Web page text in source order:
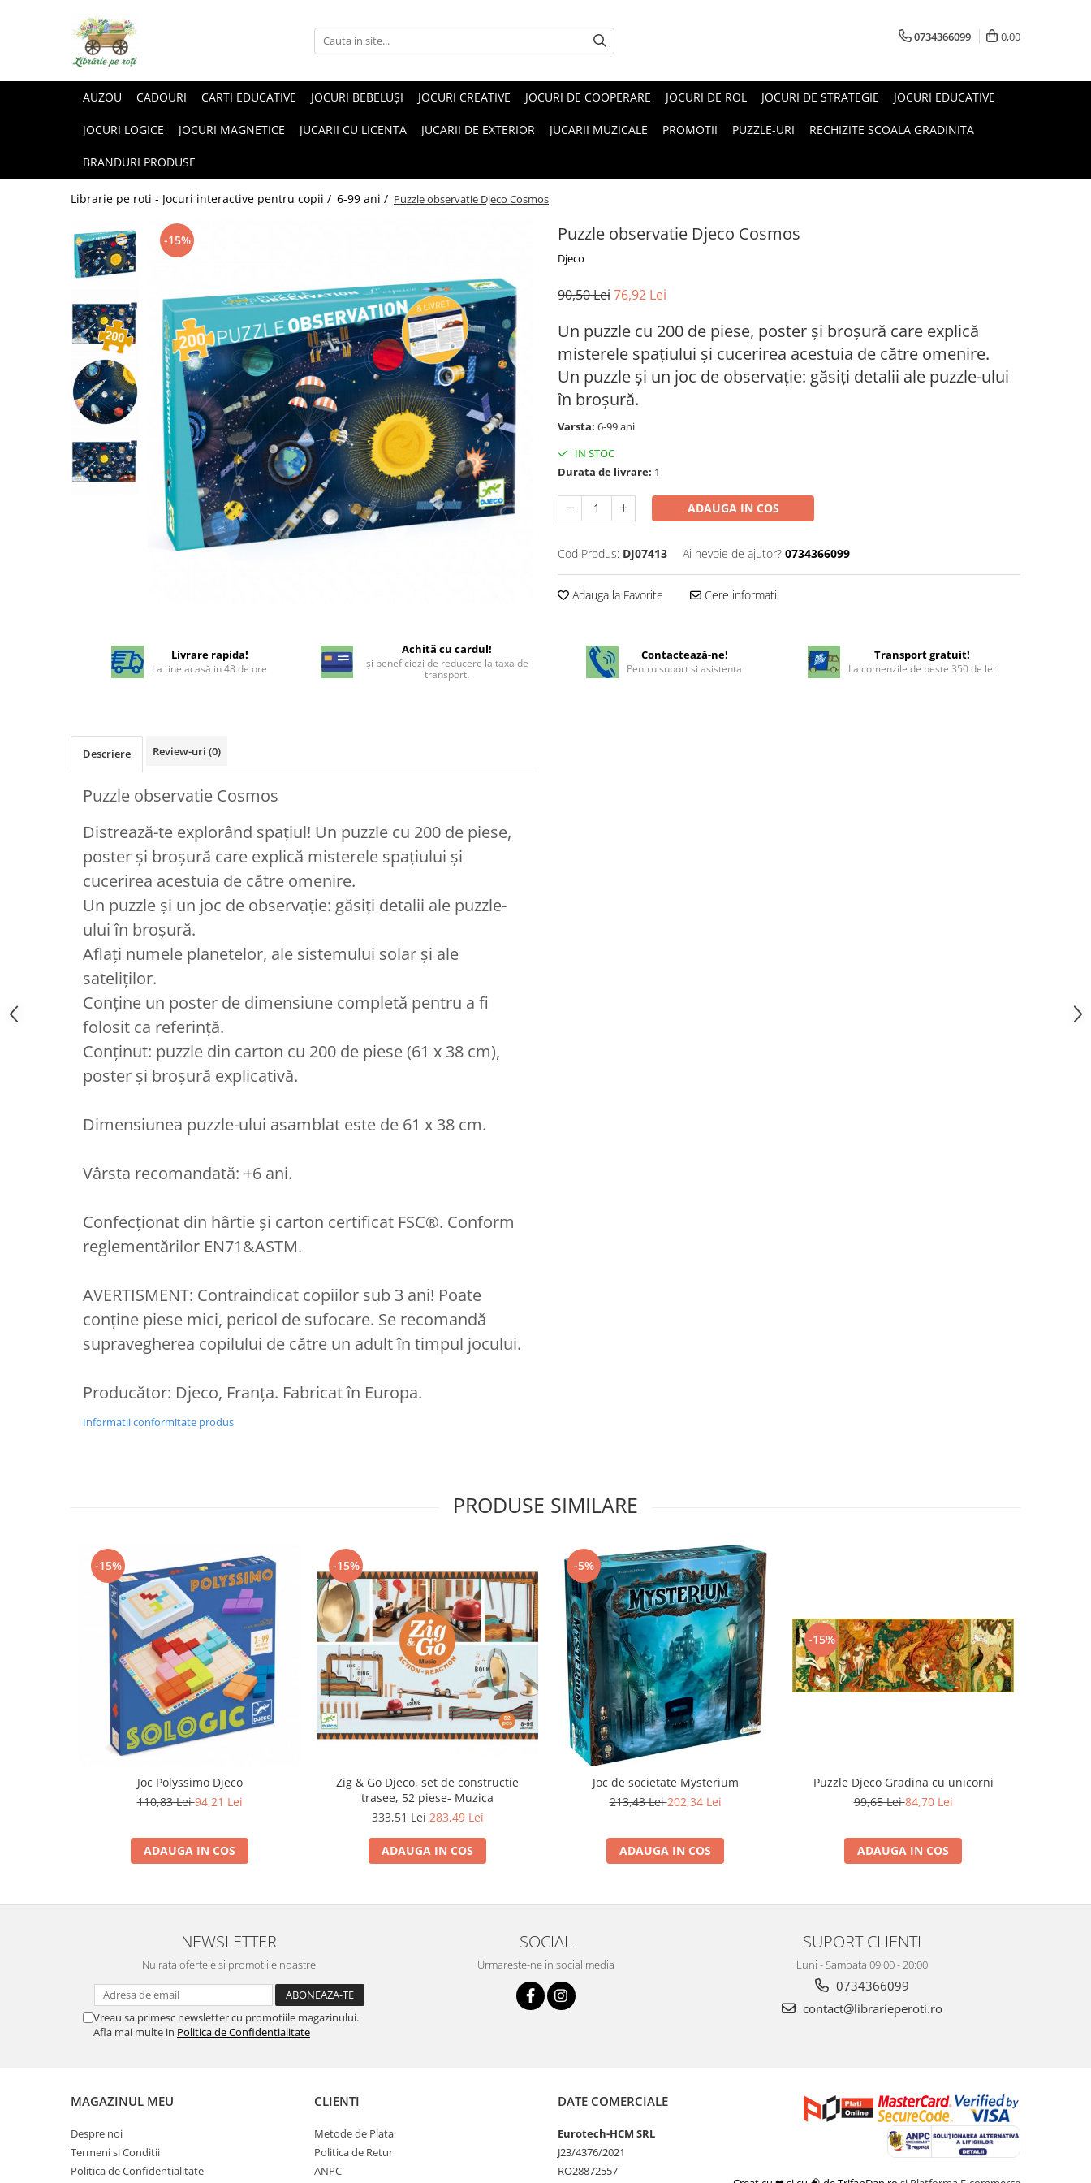
0734366099 0,00
AUZOU CADOURI CARTI EDUCATIVE JOCURI BEBELUŞI JOCURI CREATIVE JOCURI DE COOPERARE JOCURI DE ROL JOCURI DE STRATEGIE JOCURI EDUCATIVE
JOCURI LOGICE JOCURI MAGNETICE JUCARII CU LICENTA JUCARII DE EXTERIOR JUCARII MUZICALE PROMOTII PUZZLE-URI RECHIZITE SCOALA GRADINITA
BRANDURI PRODUSE
Librarie pe roti - Jocuri interactive pentru copii / 6-99 ani / Puzzle observatie Djeco Cosmos
Puzzle observatie Djeco Cosmos
Djeco
-15%
90,50 Lei76,92 Lei
Un puzzle cu 200 de piese, poster și broșură care explică
misterele spațiului și cucerirea acestuia de către omenire.
Un puzzle și un joc de observație: găsiți detalii ale puzzle-ului
în broșură.
Varsta: 6-99 ani
IN STOC
Durata de livrare: 1
ADAUGA IN COS
Cod Produs: DJ07413 Ai nevoie de ajutor? 0734366099
Adauga la Favorite Cere informatii
Livrare rapida!
La tine acasă in 48 de ore
Achită cu cardul!
şi beneficiezi de reducere la taxa de
transport.
Contactează-ne!
Pentru suport si asistenta
Transport gratuit!
La comenzile de peste 350 de lei
Descriere Review-uri (0)
Puzzle observatie Cosmos
Distrează-te explorând spațiul! Un puzzle cu 200 de piese,
poster și broșură care explică misterele spațiului și
cucerirea acestuia de către omenire.
Un puzzle și un joc de observație: găsiți detalii ale puzzle-
ului în broșură.
Aflați numele planetelor, ale sistemului solar și ale
sateliților.
Conține un poster de dimensiune completă pentru a fi
folosit ca referință.
Conținut: puzzle din carton cu 200 de piese (61 x 38 cm),
poster și broșură explicativă.
Dimensiunea puzzle-ului asamblat este de 61 x 38 cm.
Vârsta recomandată: +6 ani.
Confecționat din hârtie și carton certificat FSC®. Conform
reglementărilor EN71&ASTM.
AVERTISMENT: Contraindicat copiilor sub 3 ani! Poate
conține piese mici, pericol de sufocare. Se recomandă
supravegherea copilului de către un adult în timpul jocului.
Producător: Djeco, Franța. Fabricat în Europa.
Informatii conformitate produs
PRODUSE SIMILARE
-15%
Joc Polyssimo Djeco
110,83 Lei94,21 Lei
ADAUGA IN COS
-15%
Zig & Go Djeco, set de constructie
trasee, 52 piese- Muzica
333,51 Lei283,49 Lei
ADAUGA IN COS
-5%
Joc de societate Mysterium
213,43 Lei202,34 Lei
ADAUGA IN COS
-15%
Puzzle Djeco Gradina cu unicorni
99,65 Lei84,70 Lei
ADAUGA IN COS
NEWSLETTER
Nu rata ofertele si promotiile noastre
Vreau sa primesc newsletter cu promotiile magazinului.
Afla mai multe in Politica de Confidentialitate
SOCIAL
Urmareste-ne in social media
SUPORT CLIENTI
Luni - Sambata 09:00 - 20:00
0734366099
contact@librarieperoti.ro
MAGAZINUL MEU
Despre noi
Termeni si Conditii
Politica de Confidentialitate
CLIENTI
Metode de Plata
Politica de Retur
ANPC
DATE COMERCIALE
Eurotech-HCM SRL
J23/4376/2021
RO28872557